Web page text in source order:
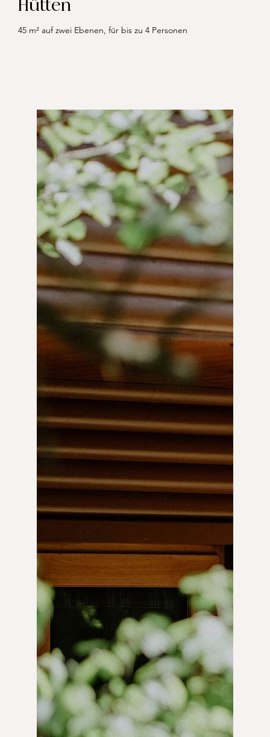
Hütten
45 m² auf zwei Ebenen, für bis zu 4 Personen